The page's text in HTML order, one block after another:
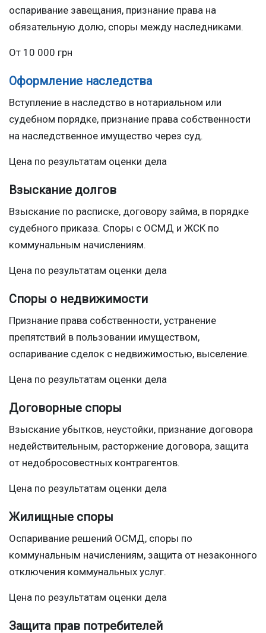
оспаривание завещания, признание права на
обязательную долю, споры между наследниками.
От 10 000 грн
Оформление наследства
Вступление в наследство в нотариальном или
судебном порядке, признание права собственности
на наследственное имущество через суд.
Цена по результатам оценки дела
Взыскание долгов
Взыскание по расписке, договору займа, в порядке
судебного приказа. Споры с ОСМД и ЖСК по
коммунальным начислениям.
Цена по результатам оценки дела
Споры о недвижимости
Признание права собственности, устранение
препятствий в пользовании имуществом,
оспаривание сделок с недвижимостью, выселение.
Цена по результатам оценки дела
Договорные споры
Взыскание убытков, неустойки, признание договора
недействительным, расторжение договора, защита
от недобросовестных контрагентов.
Цена по результатам оценки дела
Жилищные споры
Оспаривание решений ОСМД, споры по
коммунальным начислениям, защита от незаконного
отключения коммунальных услуг.
Цена по результатам оценки дела
Защита прав потребителей